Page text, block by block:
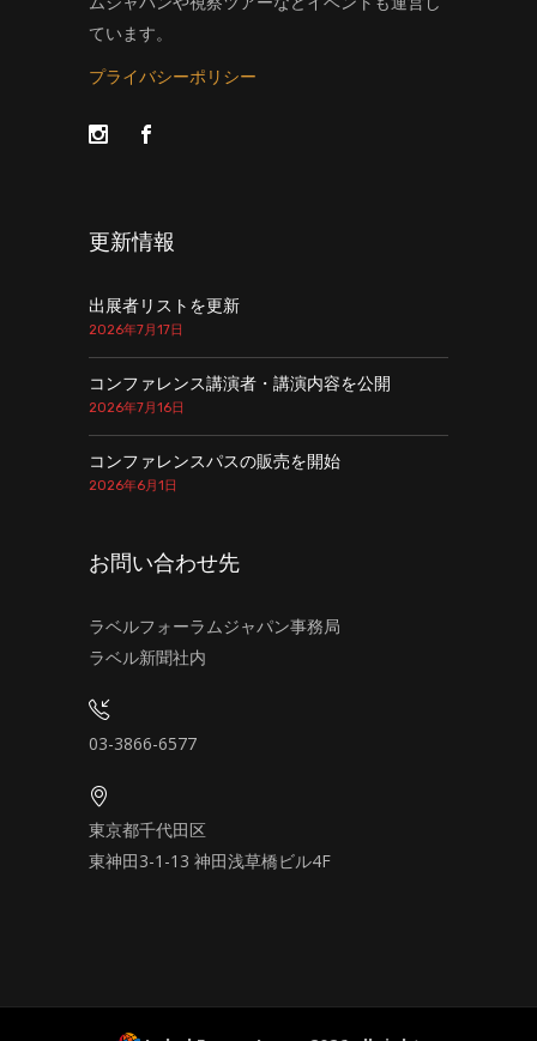
ています。
プライバシーポリシー
更新情報
出展者リストを更新
2026年7月17日
コンファレンス講演者・講演内容を公開
2026年7月16日
コンファレンスパスの販売を開始
2026年6月1日
お問い合わせ先
ラベルフォーラムジャパン事務局
ラベル新聞社内
03-3866-6577
東京都千代田区
東神田3-1-13 神田浅草橋ビル4F